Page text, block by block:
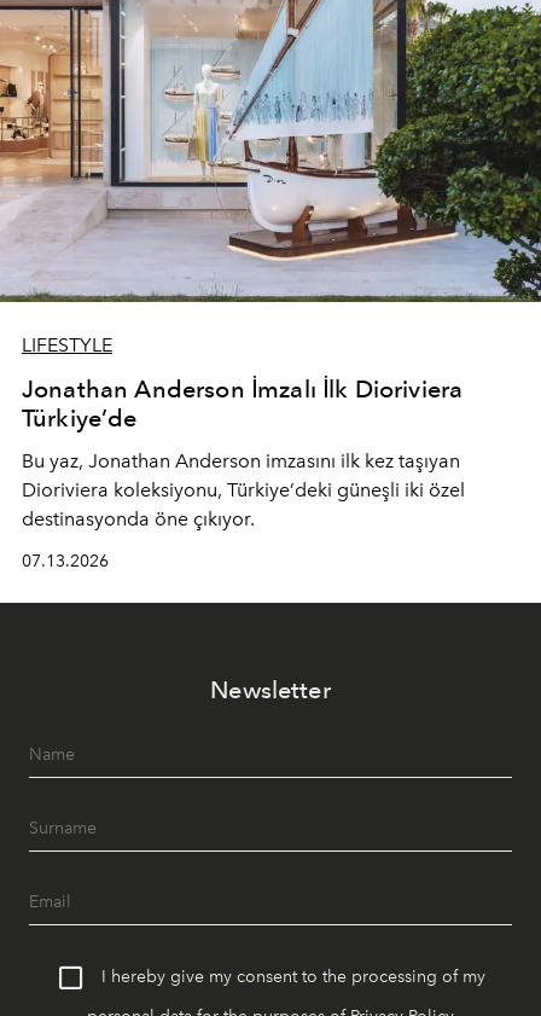
LIFESTYLE
Jonathan Anderson İmzalı İlk Dioriviera
Türkiye’de
Bu yaz, Jonathan Anderson imzasını ilk kez taşıyan
Dioriviera koleksiyonu, Türkiye’deki güneşli iki özel
destinasyonda öne çıkıyor.
07.13.2026
Newsletter
I hereby give my consent to the processing of my